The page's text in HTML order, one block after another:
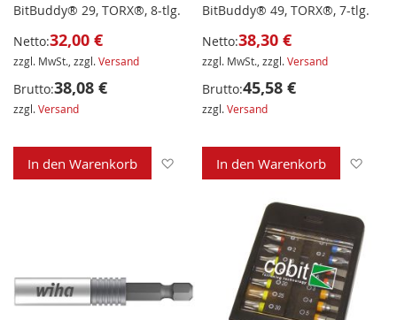
BitBuddy® 29, TORX®, 8-tlg.
Netto:32,00 €
zzgl. MwSt., zzgl.Versand
Brutto:38,08 €
zzgl.Versand
In den Warenkorb Zur Wunschliste hinzufügen
BitBuddy® 49, TORX®, 7-tlg.
Netto:38,30 €
zzgl. MwSt., zzgl.Versand
Brutto:45,58 €
zzgl.Versand
In den Warenkorb